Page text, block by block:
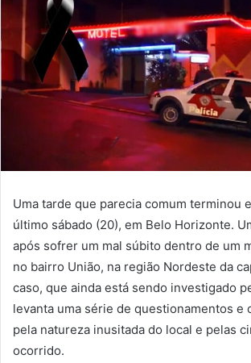
Uma tarde que parecia comum terminou
último sábado (20), em Belo Horizonte.
após sofrer um mal súbito dentro de um
no bairro União, na região Nordeste da
caso, que ainda está sendo investigado
levanta uma série de questionamentos e
pela natureza inusitada do local e pelas
ocorrido.